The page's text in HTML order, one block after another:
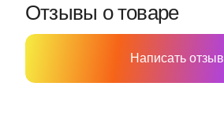
Отзывы о товаре
Написать отзыв